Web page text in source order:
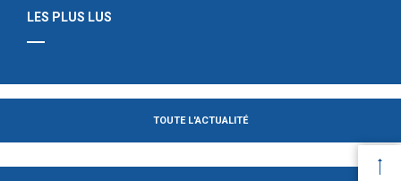
LES PLUS LUS
TOUTE L'ACTUALITÉ